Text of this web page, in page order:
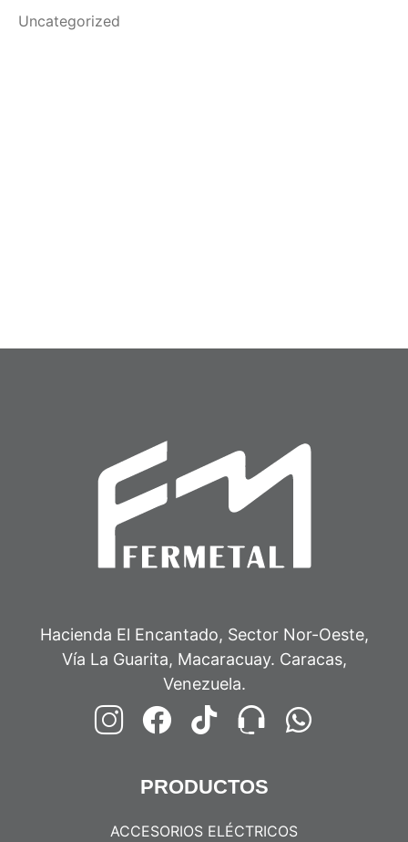
Uncategorized
Hacienda El Encantado, Sector Nor-Oeste,
Vía La Guarita, Macaracuay. Caracas,
Venezuela.
PRODUCTOS
ACCESORIOS ELÉCTRICOS